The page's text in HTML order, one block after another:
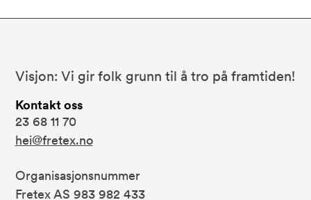
Bunnområde
Fretex
Visjon: Vi gir folk grunn til å tro på framtiden!
Kontakt oss
23 68 11 70
hei@fretex.no
Organisasjonsnummer
Fretex AS 983 982 433